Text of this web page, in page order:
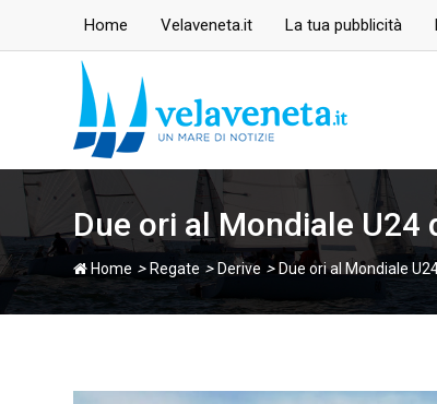
Home Velaveneta.it La tua pubblicità
Due ori al Mondiale U24
Home > Regate > Derive >Due ori al Mondiale